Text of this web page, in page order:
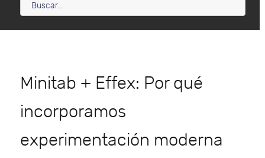
Minitab + Effex: Por qué
incorporamos
experimentación moderna